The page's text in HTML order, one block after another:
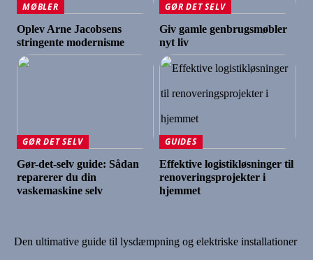
MØBLER
Oplev Arne Jacobsens
stringente modernisme
GØR DET SELV
Giv gamle genbrugsmøbler
nyt liv
GØR DET SELV
Gør-det-selv guide: Sådan
reparerer du din
vaskemaskine selv
GUIDES
Effektive logistikløsninger til
renoveringsprojekter i
hjemmet
Den ultimative guide til lysdæmpning og elektriske installationer